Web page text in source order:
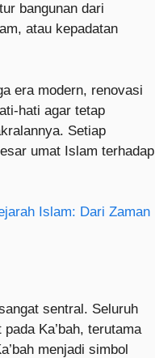
bangunan dari
atau kepadatan
era modern, renovasi
hati agar tetap
Setiap
umat Islam terhadap
Islam: Dari Zaman
sentral. Seluruh
Ka’bah, terutama
menjadi simbol